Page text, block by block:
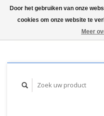
Door het gebruiken van onze
cookies om onze website te
Meer